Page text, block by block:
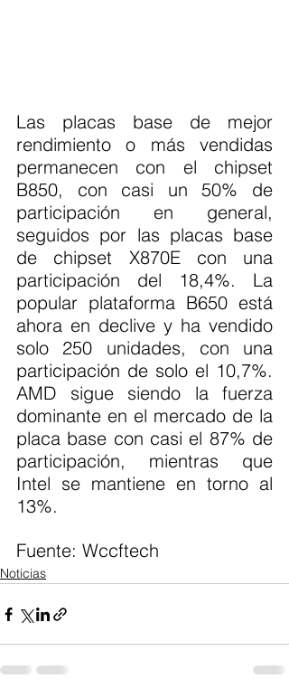
Las placas base de mejor
rendimiento o más vendidas
permanecen con el chipset
B850, con casi un 50% de
participación en general,
seguidos por las placas base
de chipset X870E con una
participación del 18,4%. La
popular plataforma B650 está
ahora en declive y ha vendido
solo 250 unidades, con una
participación de solo el 10,7%.
AMD sigue siendo la fuerza
dominante en el mercado de la
placa base con casi el 87% de
participación, mientras que
Intel se mantiene en torno al
13%.
Fuente: Wccftech
Noticias